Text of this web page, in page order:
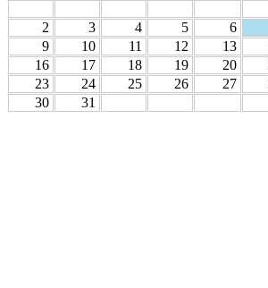
2
3 4 5 6
9
10 11 12 13
16
17 18 19 20
23
24 25 26 27
30
31